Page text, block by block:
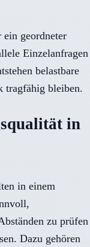
geordneter
Einzelanfragen
belastbare
tragfähig bleiben.
in
in einem
zu prüfen
Dazu gehören